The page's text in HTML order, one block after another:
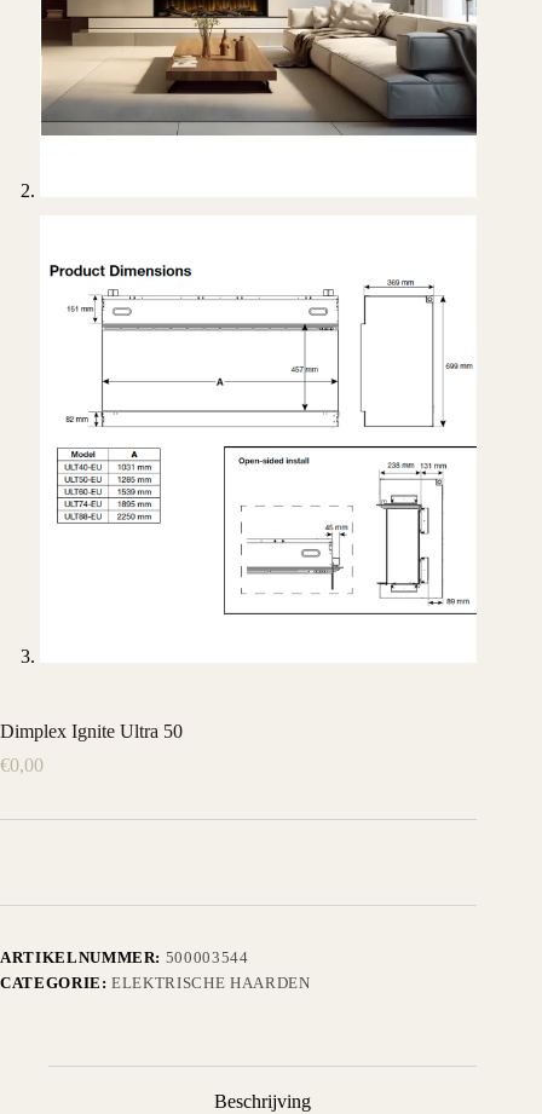
Dimplex Ignite Ultra 50
€0,00
ARTIKELNUMMER: 500003544
CATEGORIE:ELEKTRISCHE HAARDEN
Beschrijving